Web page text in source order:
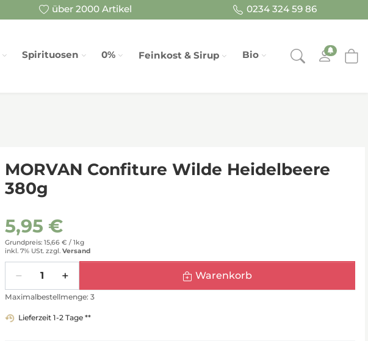
über 2000 Artikel 0234 324 59 86
Spirituosen 0% Feinkost & Sirup Bio
MORVAN Confiture Wilde Heidelbeere
380g
5,95 €
Grundpreis: 15,66 € / 1kg
inkl. 7% USt. zzgl. Versand
Warenkorb
Maximalbestellmenge: 3
Lieferzeit 1-2 Tage **